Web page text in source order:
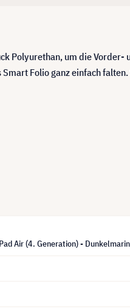
Polyurethan, um die
Folio ganz einfach
Air (4. Generation) -